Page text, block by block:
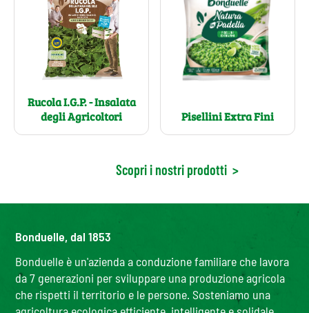
Rucola I.G.P. - Insalata
degli Agricoltori
Pisellini Extra Fini
Scopri i nostri prodotti >
Bonduelle, dal 1853
Bonduelle è un'azienda a conduzione familiare che lavora
da 7 generazioni per sviluppare una produzione agricola
che rispetti il territorio e le persone. Sosteniamo una